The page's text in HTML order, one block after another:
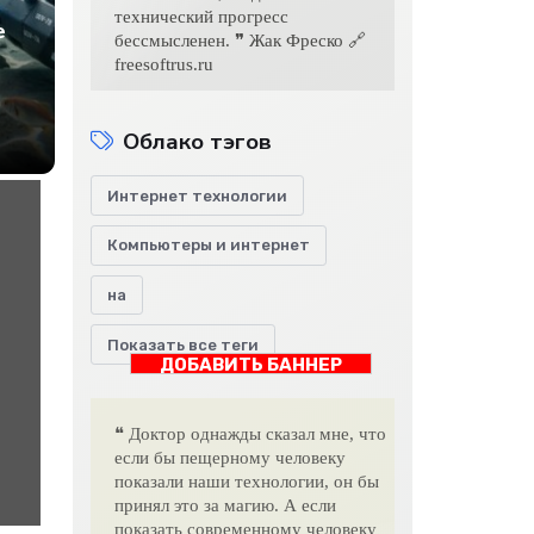
технический прогресс
бессмысленен. ❞ Жак Фреско 🔗
freesoftrus.ru
Облако тэгов
Интернет технологии
Компьютеры и интернет
на
Показать все теги
ДОБАВИТЬ БАННЕР
❝ Доктор однажды сказал мне, что
если бы пещерному человеку
показали наши технологии, он бы
принял это за магию. А если
показать современному человеку